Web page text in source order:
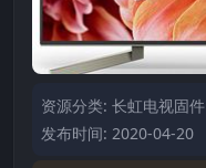
资源分类: 长虹电视固件
发布时间: 2020-04-20